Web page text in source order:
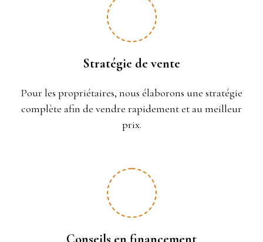
Stratégie de vente
Pour les propriétaires, nous élaborons une stratégie
complète afin de vendre rapidement et au meilleur
prix.